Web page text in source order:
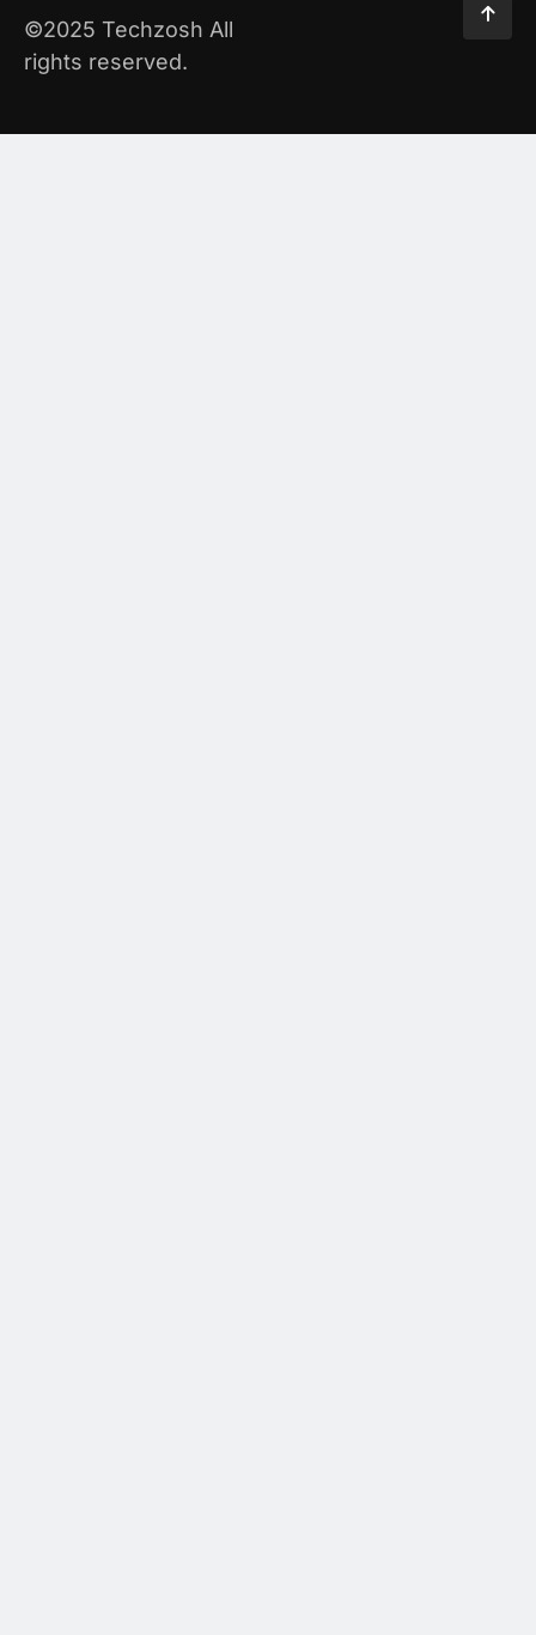
©2025 Techzosh All
rights reserved.